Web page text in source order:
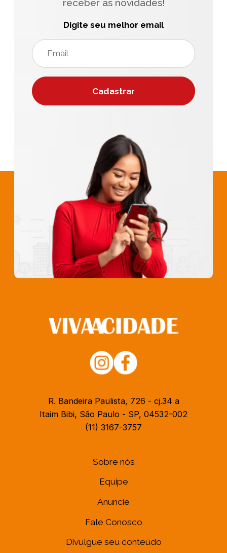
receber as novidades!
Digite seu melhor email
R. Bandeira Paulista, 726 - cj.34 a
Itaim Bibi, São Paulo - SP, 04532-002
(11) 3167-3757
Sobre nós
Equipe
Anuncie
Fale Conosco
Divulgue seu conteúdo